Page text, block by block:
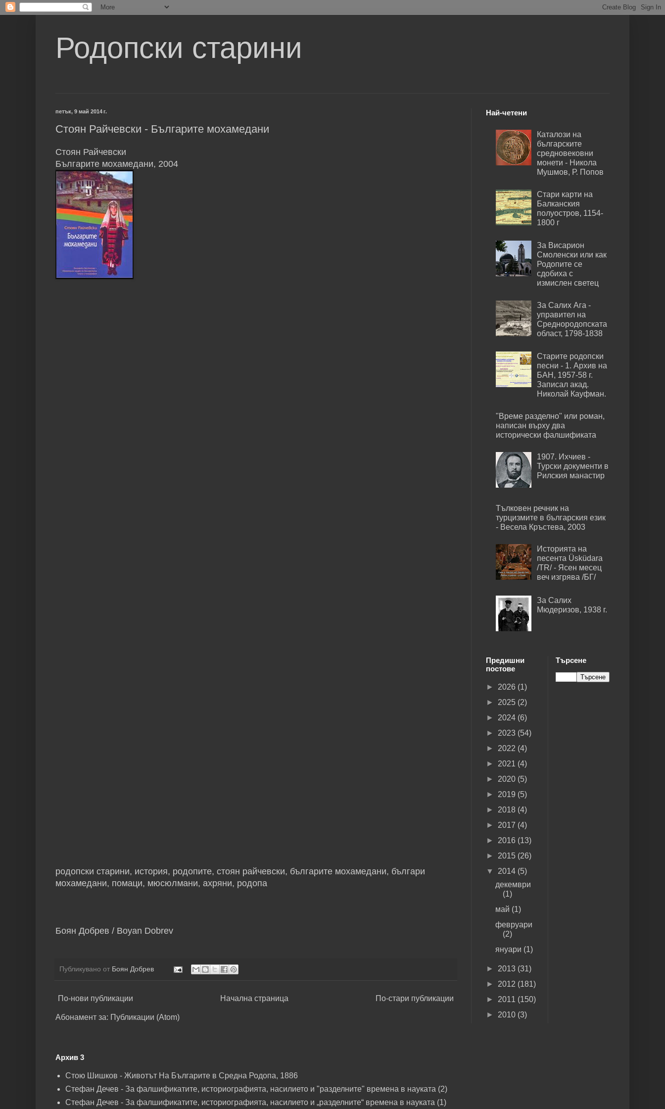
Родопски старини
петък, 9 май 2014 г.
Стоян Райчевски - Българите мохамедани
Стоян Райчевски
Българите мохамедани, 2004
родопски старини, история, родопите, стоян райчевски, българите мохамедани, българи
мохамедани, помаци, мюсюлмани, ахряни, родопа
Боян Добрев / Boyan Dobrev
Публикувано от Боян Добрев
По-нови публикации По-стари публикации
Начална страница
Абонамент за: Публикации (Atom)
Най-четени
Каталози на
българските
средновековни
монети - Никола
Мушмов, Р. Попов
Стари карти на
Балканския
полуостров, 1154-
1800 г
За Висарион
Смоленски или как
Родопите се
сдобиха с
измислен светец
За Салих Ага -
управител на
Среднородопската
област, 1798-1838
Старите родопски
песни - 1. Архив на
БАН, 1957-58 г.
Записал акад.
Николай Кауфман.
"Време разделно" или роман,
написан върху два
исторически фалшификата
1907. Ихчиев -
Турски документи в
Рилския манастир
Тълковен речник на
турцизмите в българския език
- Весела Кръстева, 2003
Историята на
песента Üsküdara
/TR/ - Ясен месец
веч изгрява /БГ/
За Салих
Мюдеризов, 1938 г.
Предишни
постове
► 2026 (1)
► 2025 (2)
► 2024 (6)
► 2023 (54)
► 2022 (4)
► 2021 (4)
► 2020 (5)
► 2019 (5)
► 2018 (4)
► 2017 (4)
► 2016 (13)
► 2015 (26)
▼ 2014 (5)
декември
(1)
май (1)
февруари
(2)
януари (1)
► 2013 (31)
► 2012 (181)
► 2011 (150)
► 2010 (3)
Търсене
Архив 3
Стою Шишков - Животът На Българите в Средна Родопа, 1886
Стефан Дечев - За фалшификатите, историографията, насилието и "разделните" времена в науката (2)
Стефан Дечев - За фалшификатите, историографията, насилието и „разделните“ времена в науката (1)